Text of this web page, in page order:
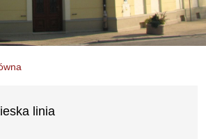
linia